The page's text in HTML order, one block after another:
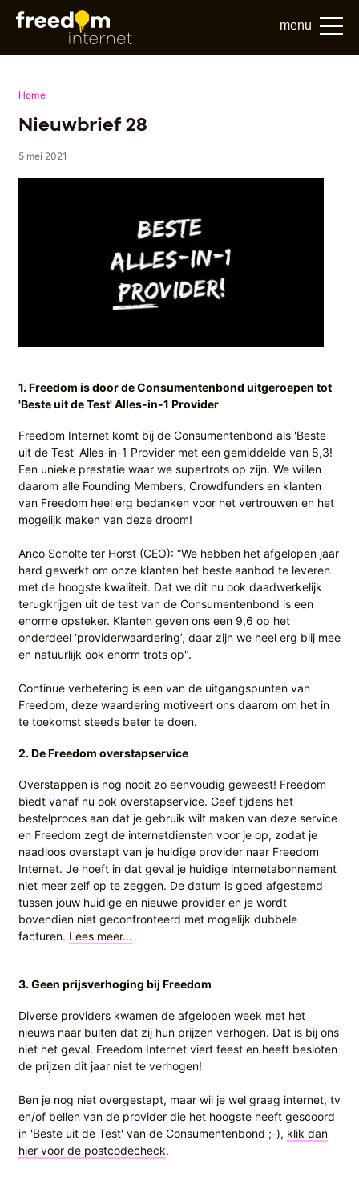
menu
Home
Nieuwbrief 28
5 mei 2021
1. Freedom is door de Consumentenbond uitgeroepen tot
'Beste uit de Test' Alles-in-1 Provider
Freedom Internet komt bij de Consumentenbond als 'Beste
uit de Test' Alles-in-1 Provider met een gemiddelde van 8,3!
Een unieke prestatie waar we supertrots op zijn. We willen
daarom alle Founding Members, Crowdfunders en klanten
van Freedom heel erg bedanken voor het vertrouwen en het
mogelijk maken van deze droom!
Anco Scholte ter Horst (CEO): “We hebben het afgelopen jaar
hard gewerkt om onze klanten het beste aanbod te leveren
met de hoogste kwaliteit. Dat we dit nu ook daadwerkelijk
terugkrijgen uit de test van de Consumentenbond is een
enorme opsteker. Klanten geven ons een 9,6 op het
onderdeel ‘providerwaardering’, daar zijn we heel erg blij mee
en natuurlijk ook enorm trots op".
Continue verbetering is een van de uitgangspunten van
Freedom, deze waardering motiveert ons daarom om het in
te toekomst steeds beter te doen.
2. De Freedom overstapservice
Overstappen is nog nooit zo eenvoudig geweest! Freedom
biedt vanaf nu ook overstapservice. Geef tijdens het
bestelproces aan dat je gebruik wilt maken van deze service
en Freedom zegt de internetdiensten voor je op, zodat je
naadloos overstapt van je huidige provider naar Freedom
Internet. Je hoeft in dat geval je huidige internetabonnement
niet meer zelf op te zeggen. De datum is goed afgestemd
tussen jouw huidige en nieuwe provider en je wordt
bovendien niet geconfronteerd met mogelijk dubbele
facturen. Lees meer...
3. Geen prijsverhoging bij Freedom
Diverse providers kwamen de afgelopen week met het
nieuws naar buiten dat zij hun prijzen verhogen. Dat is bij ons
niet het geval. Freedom Internet viert feest en heeft besloten
de prijzen dit jaar niet te verhogen!
Ben je nog niet overgestapt, maar wil je wel graag internet, tv
en/of bellen van de provider die het hoogste heeft gescoord
in 'Beste uit de Test' van de Consumentenbond ;-), klik dan
hier voor de postcodecheck.